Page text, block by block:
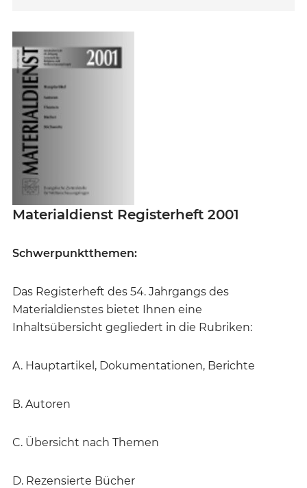
Materialdienst Registerheft 2001
Schwerpunktthemen:
Das Registerheft des 54. Jahrgangs des
Materialdienstes bietet Ihnen eine
Inhaltsübersicht gegliedert in die Rubriken:
A. Hauptartikel, Dokumentationen, Berichte
B. Autoren
C. Übersicht nach Themen
D. Rezensierte Bücher